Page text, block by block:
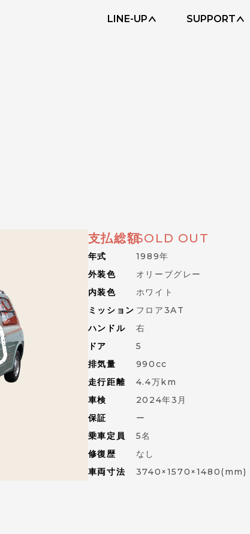
LINE-UP SUPPORT
支払総額
年式
外装色
内装色
ミッション
ハンドル
ドア
排気量
走行距離
車検
保証
乗車定員
修復歴
車両寸法
SOLD OUT
1989年
オリーブグレー
ホワイト
フロア3AT
右
5
990cc
4.4万km
2024年3月
ー
5名
なし
3740×1570×1480(mm)